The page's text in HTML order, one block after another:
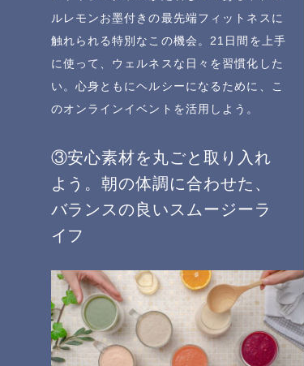
ルレモンお墨付きの最先端フィットネスに
触れられる特別なこの機会。21日間を上手
に使って、ウェルネスな日々を習慣化した
い。心身ともにヘルシーになるために、こ
のオンラインイベントを活用しよう。
③安心素材を丸ごと取り入れ
よう。朝の体調に合わせた、
バランスの良いスムージーラ
イフ